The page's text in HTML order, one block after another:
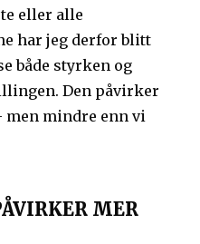
eller alle
har jeg derfor blitt
både styrken og
Den påvirker
men mindre enn vi
MER